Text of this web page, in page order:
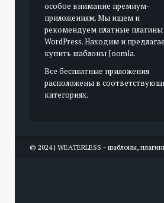
особое внимание премиум-
приложениям. Мы ищем и
рекомендуем платные плагины
WordPress. Находим и
купить шаблоны Joomla.
Все бесплатные приложения
расположены в
категориях.
© 2024 | WEATERLESS - шаблоны,